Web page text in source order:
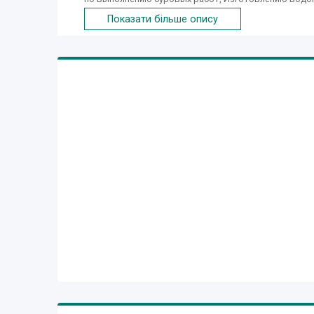
- резервуар горизонтальный стальной
Резервуары горизонтальные стальные (РГС),
территории всей Украины.
Показати більше опису